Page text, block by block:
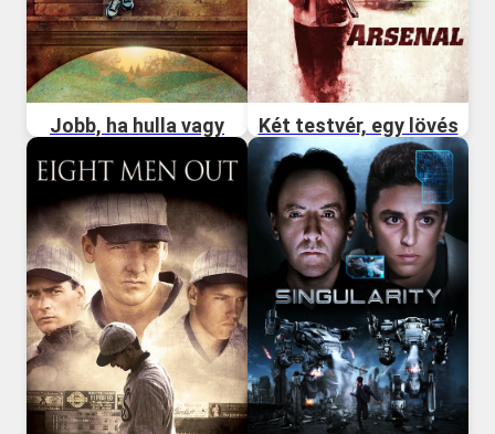
Jobb, ha hulla vagy Két testvér, egy lövés